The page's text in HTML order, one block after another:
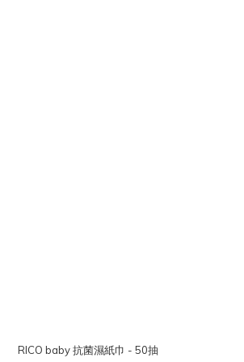
RICO baby 抗菌濕紙巾 - 50抽